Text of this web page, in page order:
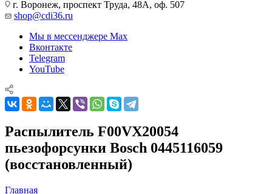
г. Воронеж, проспект Труда, 48А, оф. 507
shop@cdi36.ru
Мы в мессенджере Max
Вконтакте
Telegram
YouTube
Распылитель F00VX20054
пьезофорсунки Bosch 0445116059
(восстановленный)
Главная